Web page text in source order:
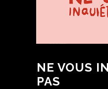
NE VOUS
PAS